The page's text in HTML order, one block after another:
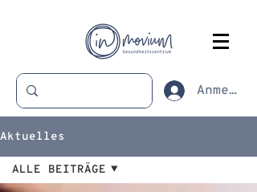
Anmelden
Aktuelles
ALLE BEITRÄGE